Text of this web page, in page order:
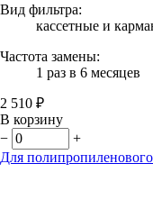
Вид фильтра:
кассетные и
Частота замены:
1 раз в 6 месяцев
2 510 ₽
В корзину
−
+
Для